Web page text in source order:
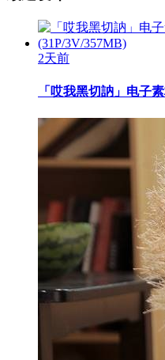
2天前
「哎我黑切訥」电子